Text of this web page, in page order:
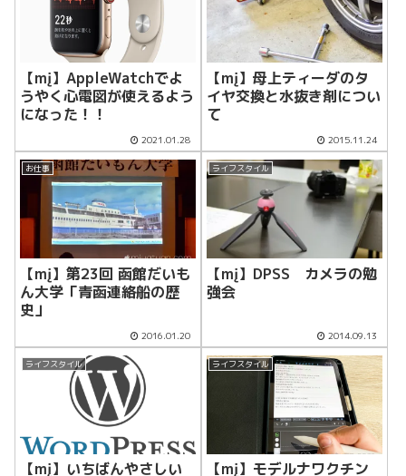
【mį】AppleWatchでよ
うやく心電図が使えるよう
になった！！
2021.01.28
【mį】母上ティーダのタ
イヤ交換と水抜き剤につい
て
2015.11.24
お仕事
【mį】第23回 函館だいも
ん大学「青函連絡船の歴
史」
2016.01.20
ライフスタイル
【mį】DPSS カメラの勉
強会
2014.09.13
ライフスタイル
【mį】いちばんやさしい
ライフスタイル
【mį】モデルナワクチン